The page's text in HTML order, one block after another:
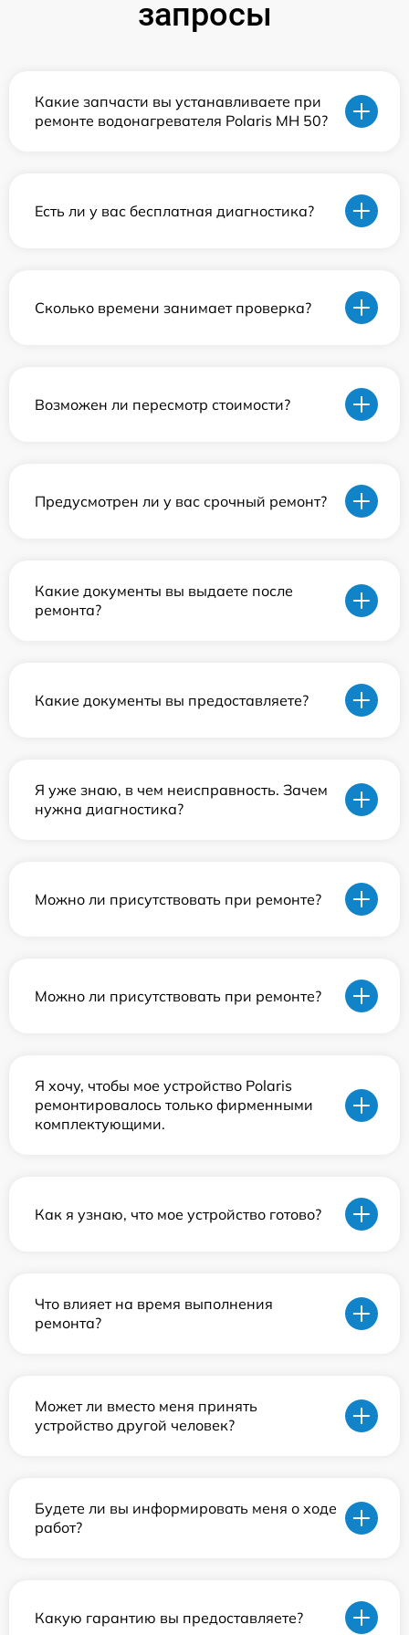
запросы
Какие запчасти вы устанавливаете при
ремонте водонагревателя Polaris MH 50?
Есть ли у вас бесплатная диагностика?
Сколько времени занимает проверка?
Возможен ли пересмотр стоимости?
Предусмотрен ли у вас срочный ремонт?
Какие документы вы выдаете после
ремонта?
Какие документы вы предоставляете?
Я уже знаю, в чем неисправность. Зачем
нужна диагностика?
Можно ли присутствовать при ремонте?
Можно ли присутствовать при ремонте?
Я хочу, чтобы мое устройство Polaris
ремонтировалось только фирменными
комплектующими.
Как я узнаю, что мое устройство готово?
Что влияет на время выполнения
ремонта?
Может ли вместо меня принять
устройство другой человек?
Будете ли вы информировать меня о ходе
работ?
Какую гарантию вы предоставляете?